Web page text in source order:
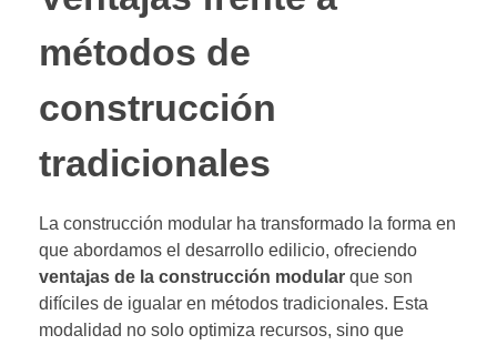
métodos de
construcción
tradicionales
La construcción modular ha transformado la forma en
que abordamos el desarrollo edilicio, ofreciendo
ventajas de la construcción modular que son
difíciles de igualar en métodos tradicionales. Esta
modalidad no solo optimiza recursos, sino que